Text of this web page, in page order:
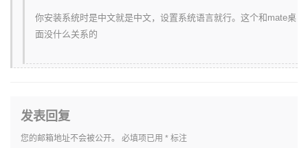
你安装系统时是中文就是中文，设置系统语言就行。这个和mate桌
面没什么关系的
发表回复
您的邮箱地址不会被公开。 必填项已用 * 标注